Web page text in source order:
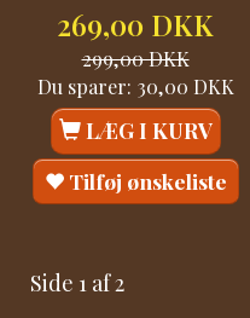
269,00 DKK
299,00 DKK
Du sparer: 30,00 DKK
LÆG I KURV
Tilføj ønskeliste
Side 1 af 2